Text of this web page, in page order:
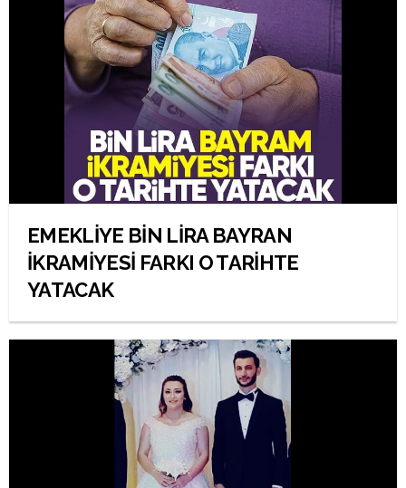
EMEKLİYE BİN LİRA BAYRAN
İKRAMİYESİ FARKI O TARİHTE
YATACAK